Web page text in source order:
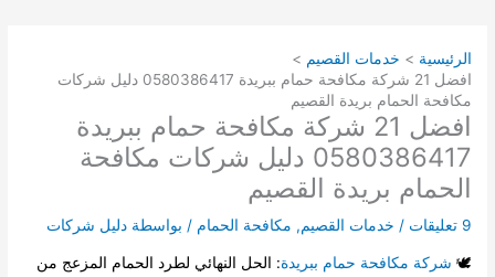
الرئيسية
خدمات القصيم
افضل 21 شركة مكافحة حمام ببريدة 0580386417 دليل شركات
مكافحة الحمام بريدة القصيم
افضل 21 شركة مكافحة حمام ببريدة
0580386417 دليل شركات مكافحة
الحمام بريدة القصيم
9 تعليقات / خدمات القصيم, مكافحة الحمام / بواسطة دليل شركات
🕊️ شركة مكافحة حمام ببريدة: الحل النهائي لطرد الحمام المزعج من